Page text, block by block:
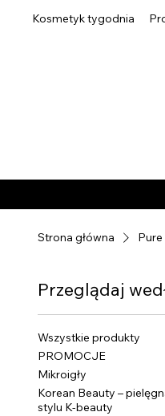
Kosmetyk tygodnia
Strona główna
Przeglądaj
Wszystkie produkty
PROMOCJE
Mikroigły
Korean Beauty –
stylu K-beauty